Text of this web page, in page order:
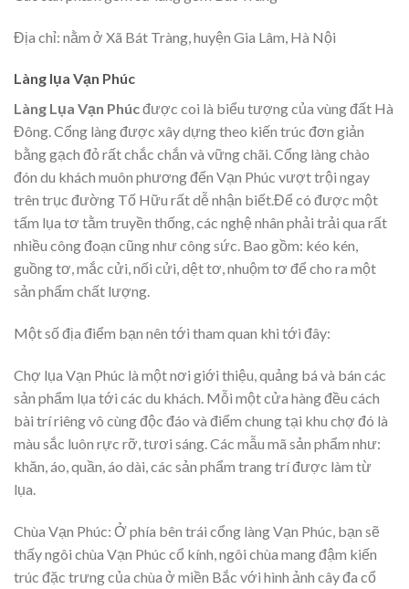
Địa chỉ: nằm ở Xã Bát Tràng, huyện Gia Lâm, Hà Nội
Làng lụa Vạn Phúc
Làng Lụa Vạn Phúcđược coi là biểu tượng của vùng đất Hà
Đông. Cổng làng được xây dựng theo kiến trúc đơn giản
bằng gạch đỏ rất chắc chắn và vững chãi. Cổng làng chào
đón du khách muôn phương đến Vạn Phúc vượt trội ngay
trên trục đường Tố Hữu rất dễ nhận biết.Để có được một
tấm lụa tơ tằm truyền thống, các nghệ nhân phải trải qua rất
nhiều công đoạn cũng như công sức. Bao gồm: kéo kén,
guồng tơ, mắc cửi, nối cửi, dệt tơ, nhuộm tơ để cho ra một
sản phẩm chất lượng.
Một số địa điểm bạn nên tới tham quan khi tới đây:
Chợ lụa Vạn Phúc là một nơi giới thiệu, quảng bá và bán các
sản phẩm lụa tới các du khách. Mỗi một cửa hàng đều cách
bài trí riêng vô cùng độc đáo và điểm chung tại khu chợ đó là
màu sắc luôn rực rỡ, tươi sáng. Các mẫu mã sản phẩm như:
khăn, áo, quần, áo dài, các sản phẩm trang trí được làm từ
lụa.
Chùa Vạn Phúc: Ở phía bên trái cổng làng Vạn Phúc, bạn sẽ
thấy ngôi chùa Vạn Phúc cổ kính, ngôi chùa mang đậm kiến
trúc đặc trưng của chùa ở miền Bắc với hình ảnh cây đa cổ